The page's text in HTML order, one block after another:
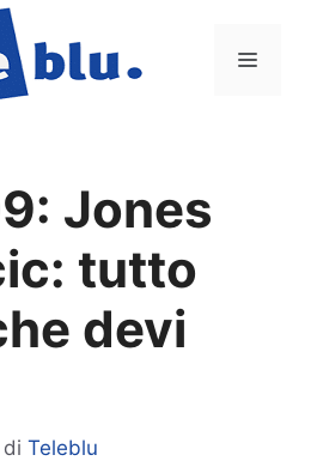
Menu
Jones
tutto
devi
di Teleblu